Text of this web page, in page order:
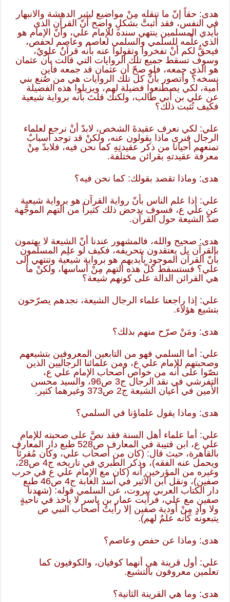
هدى: حقاً إنّ ما تنقله مِنْ مواضيع ليثير الدهشة والانبهار
في النفس، فقد أثبتَّ بشكلٍ واضح أنّ القرآن الذي
بأيدي المسلمين ينتهي سنده للإمام علي، وأنّ الإمام هو
الذي علَّمه للسلمي والسلمي لعاصم وعاصم لحفص،
فيحقُّ لكم أنْ تفخروا وتقولوا عنه بأنه قرآنٌ علويٌ،
وسوف تسقط جميع تلك الروايات التي قالت بأن عثمان
هو الذي جمعه، فلو صحّ أن عثمان قد جمعه فأين
نسخه؟ وأتصور بأنّ كل تلك الروايات هي من صُنع بني
أمية، لكي يصطنعوا فضيلة لهم، ويزيلوا هذه الفضيلة
عن علي بن أبي طالب، ولكنك قلتَ بأنه برواية شيعية
فكيف تُثبت ذلك؟
علي: لكي نعرف عقيدةَ الشخص، لابدّ أنْ نرجع لعلماء
الرجال فنرى ماذا يقولون عنه، ولكنْ قد توجد أسبابٌ
تمنعهم أحيانا من ذكر عقيدتِهِ كما نحن فيه، فلابدّ مِنْ
معرفة عقيدتهِ بقرائن مختلفة.
هدى: وماذا تقصد بقولك: كما نحن فيه؟
علي: إذا علم الناس بأنّ رواية القرآن هو برواية شيعية
عن علي ع، فسوف يدحض ذلك كثيراً من التهم الموجَّهة
ضدّ الشيعة حول القرآن.
هدى: صحيح والله، فالمشهور عندنا أنّ الشيعة لا يهتمون
بالقرآن بل يعتقدون بتحريفه، فكيف لو علِم المسلمون
بأنّ القرآن الموجود بأيديهم هو برواية شيعية وتنتهي إلى
علي؟ فستسقط كلّ هذه التهم مِنْ أساسها، ولكنْ ما
هي القرائن الدالة على كونهم شيعة؟
علي: إذا راجعنا علماء الرجال الشيعة، نجدهم يصرّحون
بتشيع هؤلاء.
هدى: ومَنْ صرّح منهم بذلك؟
علي: أما السلمي فهو من التابعين المعروفين بتشيعهم
وصحبتهم للإمام علي ع، ومن علمائنا الرجاليين الذين
نصّوا على أنه من خواص أصحاب الإمام علي ع،
التفرشي في نقد الرجال ج3 ص96، والسيد محسن
الأمين في أعيان الشيعة ج2 ص373 وغيرهما كثير.
هدى: وماذا يقول علماؤنا في السلمي؟
علي: أما علماء أهل السنة فقد نصَّ على صحبته للإمام
علي ع، ابن قتيبة في المعارف ص528 طبع دار المعارف
بالقاهرة، حيث قال: (كان من أصحاب علي، وكان مُقرئاً
ويحمل عنه الفقه)، وذكر الطبري في تاريخه ج4 ص28،
وغيره من المؤرخين أنه (كان مع الإمام علي ع في حرب
صفين)، ونقل ابن الأثير في أسد الغابة ج4 ص46 طبع
دار الكتاب العربي بيروت، عن السلمي قوله: (شهدنا
صفين مع علي، فرأيت عمار بن ياسر لا يأخذ في ناحيةٍ
ولا وادٍ مِنْ أودية صفين إلا رأيتُ أصحاب النبي ص
يتبعونه كأنه علمٌ لهم).
هدى: وماذا عن حفص وعاصم؟
علي: أول قرينة هي أنهما كوفيان، والكوفيون كما
تعلمين معروفون بالتشيع.
هدى: وما هي القرينة الثانية؟